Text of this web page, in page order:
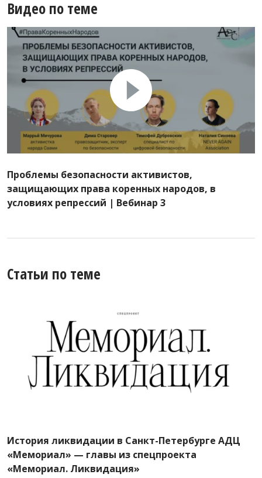
Видео по теме
Проблемы безопасности активистов,
защищающих права коренных народов, в
условиях репрессий | Вебинар 3
Статьи по теме
История ликвидации в Санкт-Петербурге АДЦ
«Мемориал» — главы из спецпроекта
«Мемориал. Ликвидация»